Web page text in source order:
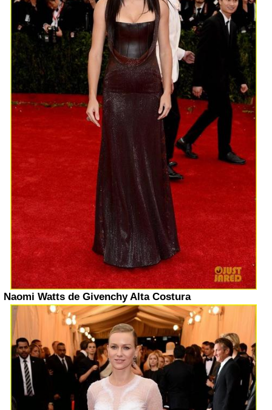
Naomi Watts de Givenchy Alta Costura